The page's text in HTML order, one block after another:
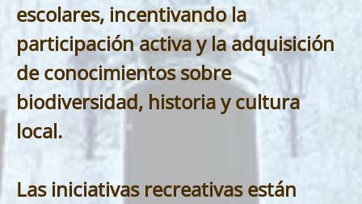
escolares, incentivando la
participación activa y la adquisición
de conocimientos sobre
biodiversidad, historia y cultura
local.
Las iniciativas recreativas están